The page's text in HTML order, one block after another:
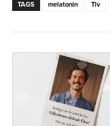
TAGS melatonin Tlv